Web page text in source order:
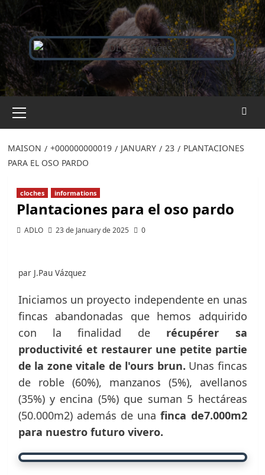
Passer
au
contenu
principal
MAISON +000000000019 JANUARY 23
PLANTACIONES
PARA EL OSO PARDO
cloches informations
Plantaciones para el oso pardo
ADLO 23 de January de 2025 0
par J.Pau Vázquez
Iniciamos un proyecto independente en unas
fincas abandonadas que hemos adquirido
con la finalidad de
récupérer sa
productivité et restaurer une petite partie
de la zone vitale de l'ours brun. Unas fincas
de roble (60%), manzanos (5%), avellanos
(35%) y encina (5%) que suman 5 hectáreas
(50.000m2) además de una finca de7.000m2
para nuestro futuro vivero.